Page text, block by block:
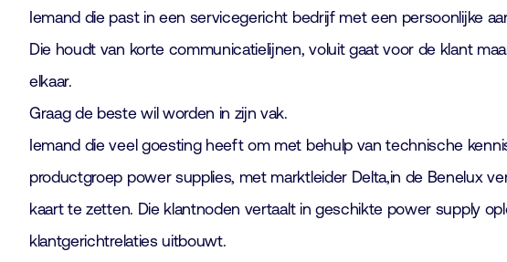
Iemand die past in een servicegericht bedrijf met een persoonlijke
Die houdt van korte communicatielijnen, voluit gaat voor de klant
elkaar.
Graag de beste wil worden in zijn vak.
Iemand die veel goesting heeft om met behulp van technische
productgroep power supplies, met marktleider Delta,in de Benelux
kaart te zetten. Die klantnoden vertaalt in geschikte power supply
klantgerichtrelaties uitbouwt.